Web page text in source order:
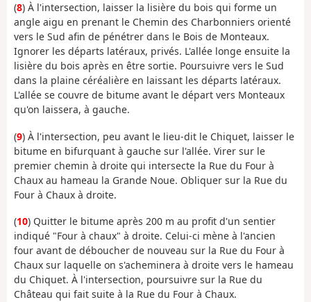
(8) À l'intersection, laisser la lisière du bois qui forme un
angle aigu en prenant le Chemin des Charbonniers orienté
vers le Sud afin de pénétrer dans le Bois de Monteaux.
Ignorer les départs latéraux, privés. L'allée longe ensuite la
lisière du bois après en être sortie. Poursuivre vers le Sud
dans la plaine céréalière en laissant les départs latéraux.
L'allée se couvre de bitume avant le départ vers Monteaux
qu'on laissera, à gauche.
(9) À l'intersection, peu avant le lieu-dit le Chiquet, laisser le
bitume en bifurquant à gauche sur l'allée. Virer sur le
premier chemin à droite qui intersecte la Rue du Four à
Chaux au hameau la Grande Noue. Obliquer sur la Rue du
Four à Chaux à droite.
(10) Quitter le bitume après 200 m au profit d'un sentier
indiqué "Four à chaux" à droite. Celui-ci mène à l'ancien
four avant de déboucher de nouveau sur la Rue du Four à
Chaux sur laquelle on s'acheminera à droite vers le hameau
du Chiquet. À l'intersection, poursuivre sur la Rue du
Château qui fait suite à la Rue du Four à Chaux.